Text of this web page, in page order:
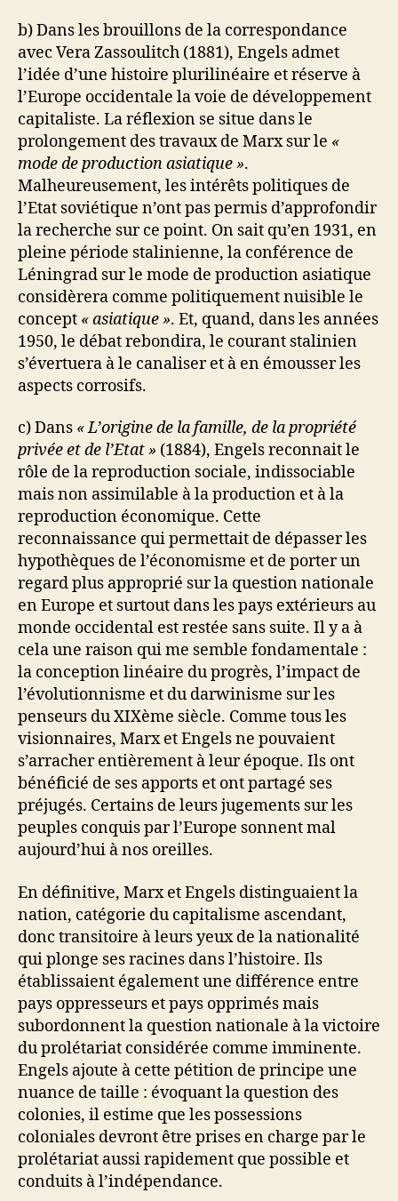
b) Dans les brouillons de la correspondance
avec Vera Zassoulitch (1881), Engels admet
l’idée d’une histoire plurilinéaire et réserve à
l’Europe occidentale la voie de développement
capitaliste. La réflexion se situe dans le
prolongement des travaux de Marx sur le «
mode de production asiatique ».
Malheureusement, les intérêts politiques de
l’Etat soviétique n’ont pas permis d’approfondir
la recherche sur ce point. On sait qu’en 1931, en
pleine période stalinienne, la conférence de
Léningrad sur le mode de production asiatique
considèrera comme politiquement nuisible le
concept « asiatique ». Et, quand, dans les années
1950, le débat rebondira, le courant stalinien
s’évertuera à le canaliser et à en émousser les
aspects corrosifs.
c) Dans « L’origine de la famille, de la propriété
privée et de l’Etat » (1884), Engels reconnait le
rôle de la reproduction sociale, indissociable
mais non assimilable à la production et à la
reproduction économique. Cette
reconnaissance qui permettait de dépasser les
hypothèques de l’économisme et de porter un
regard plus approprié sur la question nationale
en Europe et surtout dans les pays extérieurs au
monde occidental est restée sans suite. Il y a à
cela une raison qui me semble fondamentale :
la conception linéaire du progrès, l’impact de
l’évolutionnisme et du darwinisme sur les
penseurs du XIXème siècle. Comme tous les
visionnaires, Marx et Engels ne pouvaient
s’arracher entièrement à leur époque. Ils ont
bénéficié de ses apports et ont partagé ses
préjugés. Certains de leurs jugements sur les
peuples conquis par l’Europe sonnent mal
aujourd’hui à nos oreilles.
En définitive, Marx et Engels distinguaient la
nation, catégorie du capitalisme ascendant,
donc transitoire à leurs yeux de la nationalité
qui plonge ses racines dans l’histoire. Ils
établissaient également une différence entre
pays oppresseurs et pays opprimés mais
subordonnent la question nationale à la victoire
du prolétariat considérée comme imminente.
Engels ajoute à cette pétition de principe une
nuance de taille : évoquant la question des
colonies, il estime que les possessions
coloniales devront être prises en charge par le
prolétariat aussi rapidement que possible et
conduits à l’indépendance.